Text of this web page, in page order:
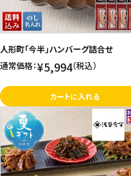
人形町「今半」ハンバーグ詰合せ
通常価格：¥5,994（税込）
カートに入れる